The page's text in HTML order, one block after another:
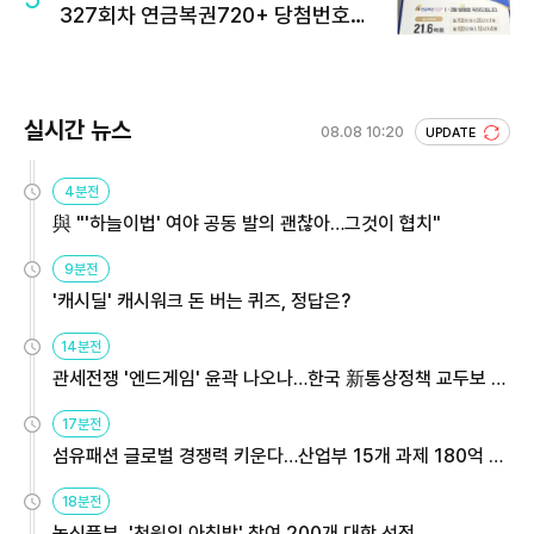
327회차 연금복권720+ 당첨번호조
실시간 뉴스 08.08 10:20 UPDATE
4분전
與 "'하늘이법' 여야 공동 발의 괜찮아…그것이 협치"
9분전
'캐시딜' 캐시워크 돈 버는 퀴즈, 정답은?
14분전
관세전쟁 '엔드게임' 윤곽 나오나…한국 新통상정책 교두보 활
17분전
섬유패션 글로벌 경쟁력 키운다…산업부 15개 과제 180억 지
18분전